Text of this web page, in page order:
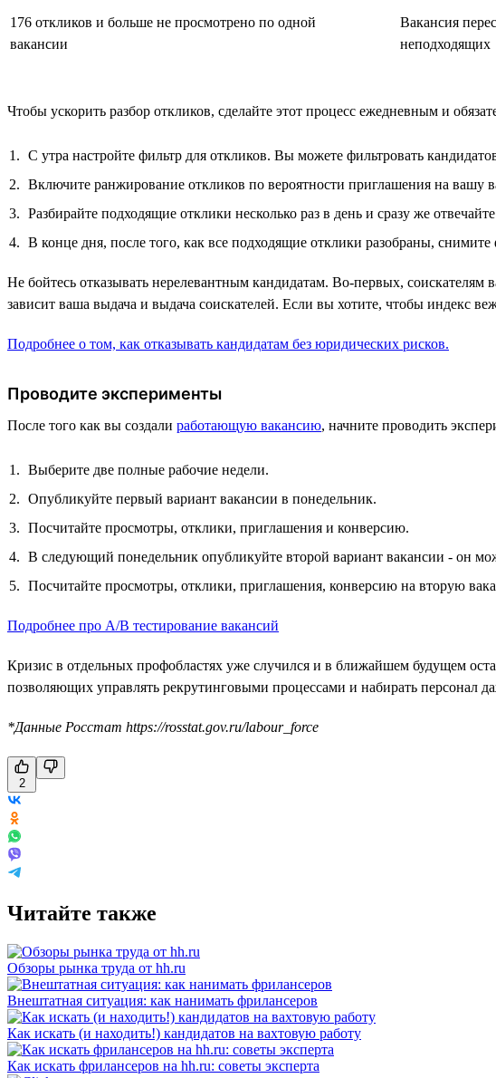
176 откликов и больше не просмотрено по одной
вакансии
Вакансия
неподходящих
Чтобы ускорить разбор откликов, сделайте этот процесс ежедневным и
С утра настройте фильтр для откликов. Вы можете фильтровать
Включите ранжирование откликов по вероятности приглашения на вашу
Разбирайте подходящие отклики несколько раз в день и сразу же
В конце дня, после того, как все подходящие отклики разобраны,
Не бойтесь отказывать нерелевантным кандидатам. Во-первых, соискателям
зависит ваша выдача и выдача соискателей. Если вы хотите, чтобы индекс
Подробнее о том, как отказывать кандидатам без юридических рисков.
Проводите эксперименты
После того как вы создали работающую вакансию, начните проводить
Выберите две полные рабочие недели.
Опубликуйте первый вариант вакансии в понедельник.
Посчитайте просмотры, отклики, приглашения и конверсию.
В следующий понедельник опубликуйте второй вариант вакансии - он
Посчитайте просмотры, отклики, приглашения, конверсию на вторую
Подробнее про А/B тестирование вакансий
Кризис в отдельных профобластях уже случился и в ближайшем будущем
позволяющих управлять рекрутинговыми процессами и набирать персонал
*Данные Росстат https://rosstat.gov.ru/labour_force
2
Читайте также
Обзоры рынка труда от hh.ru
Внештатная ситуация: как нанимать фрилансеров
Как искать (и находить!) кандидатов на вахтовую работу
Как искать фрилансеров на hh.ru: советы эксперта